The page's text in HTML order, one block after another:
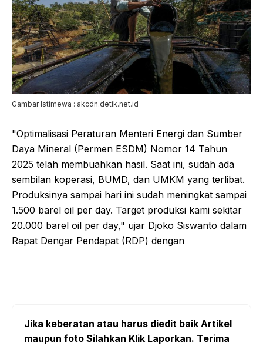
Gambar Istimewa : akcdn.detik.net.id
"Optimalisasi Peraturan Menteri Energi dan Sumber
Daya Mineral (Permen ESDM) Nomor 14 Tahun
2025 telah membuahkan hasil. Saat ini, sudah ada
sembilan koperasi, BUMD, dan UMKM yang terlibat.
Produksinya sampai hari ini sudah meningkat sampai
1.500 barel oil per day. Target produksi kami sekitar
20.000 barel oil per day," ujar Djoko Siswanto dalam
Rapat Dengar Pendapat (RDP) dengan
Jika keberatan atau harus diedit baik Artikel
maupun foto Silahkan Klik Laporkan. Terima